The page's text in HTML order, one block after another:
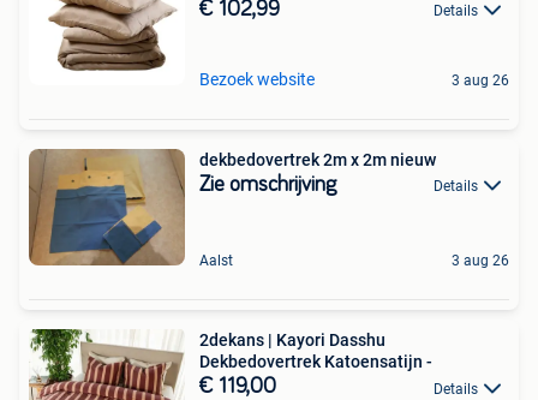
€ 102,99 Details
Bezoek website 3 aug 26
dekbedovertrek 2m x 2m nieuw
Zie omschrijving Details
Aalst 3 aug 26
2dekans | Kayori Dasshu
Dekbedovertrek Katoensatijn -
€ 119,00 Details